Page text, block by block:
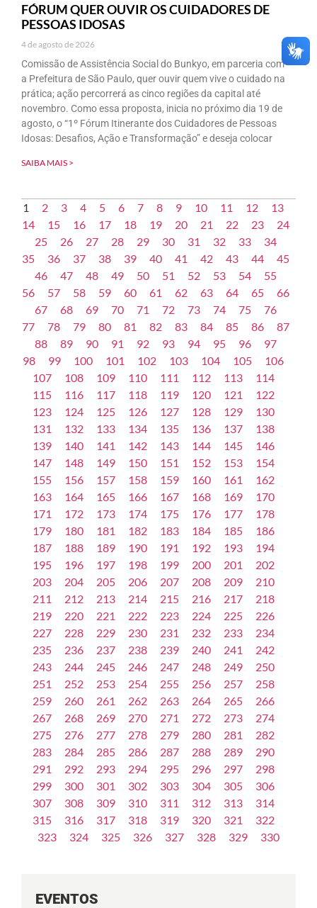
FÓRUM QUER OUVIR OS CUIDADORES DE
PESSOAS IDOSAS
4 de agosto de 2026
Comissão de Assistência Social do Bunkyo, em parceria com
a Prefeitura de São Paulo, quer ouvir quem vive o cuidado na
prática; ação percorrerá as cinco regiões da capital até
novembro. Como essa proposta, inicia no próximo dia 19 de
agosto, o “1º Fórum Itinerante dos Cuidadores de Pessoas
Idosas: Desafios, Ação e Transformação” e deseja colocar
SAIBA MAIS >
1 2 3 4 5 6 7 8 9 10 11 12
13
14
15 16 17 18 19 20 21 22 23
24
25
26 27 28 29 30 31 32 33
34
35
36 37 38 39 40 41 42 43 44
45
46
47 48 49 50 51 52 53 54
55
56
57 58 59 60 61 62 63 64 65
66
67
68 69 70 71 72 73 74 75
76
77
78 79 80 81 82 83 84 85 86
87
88
89 90 91 92 93 94 95 96
97
98
99 100 101 102 103 104 105
106
107
108 109 110 111 112 113
114
115
116 117 118 119 120 121
122
123
124 125 126 127 128 129
130
131
132 133 134 135 136 137
138
139
140 141 142 143 144 145
146
147
148 149 150 151 152 153
154
155
156 157 158 159 160 161
162
163
164 165 166 167 168 169
170
171
172 173 174 175 176 177
178
179
180 181 182 183 184 185
186
187
188 189 190 191 192 193
194
195
196 197 198 199 200 201
202
203
204 205 206 207 208 209
210
211
212 213 214 215 216 217
218
219
220 221 222 223 224 225
226
227
228 229 230 231 232 233
234
235
236 237 238 239 240 241
242
243
244 245 246 247 248 249
250
251
252 253 254 255 256 257
258
259
260 261 262 263 264 265
266
267
268 269 270 271 272 273
274
275
276 277 278 279 280 281
282
283
284 285 286 287 288 289
290
291
292 293 294 295 296 297
298
299
300 301 302 303 304 305
306
307
308 309 310 311 312 313
314
315
316 317 318 319 320 321
322
323
324 325 326 327 328 329 330
EVENTOS